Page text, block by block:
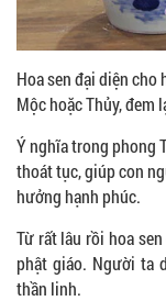
Hoa sen đại diện
Mộc hoặc Thủy, đem
Ý nghĩa trong phong
thoát tục, giúp con
hưởng hạnh phúc.
Từ rất lâu rồi hoa
phật giáo. Người ta
thần linh.